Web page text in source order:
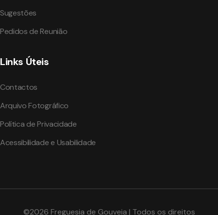
Sugestões
Pedidos de Reunião
Links Úteis
Contactos
Arquivo Fotográfico
Política de Privacidade
Acessibilidade e Usabilidade
©2026 Freguesia de Gouveia | Todos os direitos